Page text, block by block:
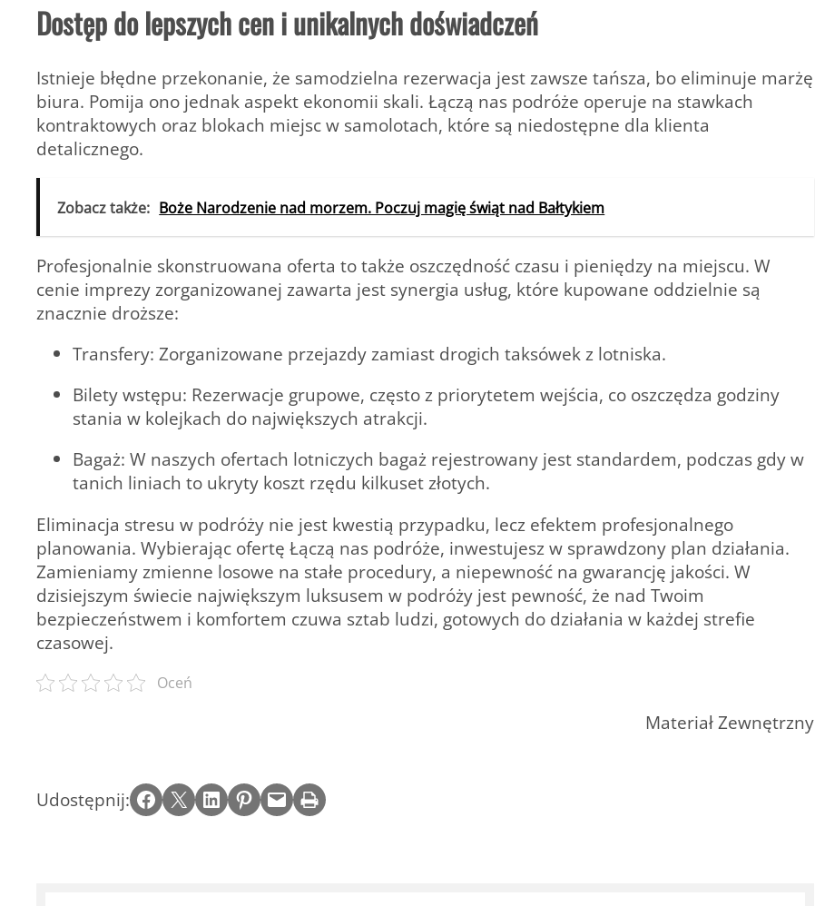
Dostęp do lepszych cen i unikalnych doświadczeń
Istnieje błędne przekonanie, że samodzielna rezerwacja jest zawsze tańsza, bo eliminuje marżę
biura. Pomija ono jednak aspekt ekonomii skali. Łączą nas podróże operuje na stawkach
kontraktowych oraz blokach miejsc w samolotach, które są niedostępne dla klienta
detalicznego.
Zobacz także: Boże Narodzenie nad morzem. Poczuj magię świąt nad Bałtykiem
Profesjonalnie skonstruowana oferta to także oszczędność czasu i pieniędzy na miejscu. W
cenie imprezy zorganizowanej zawarta jest synergia usług, które kupowane oddzielnie są
znacznie droższe:
Transfery: Zorganizowane przejazdy zamiast drogich taksówek z lotniska.
Bilety wstępu: Rezerwacje grupowe, często z priorytetem wejścia, co oszczędza godziny
stania w kolejkach do największych atrakcji.
Bagaż: W naszych ofertach lotniczych bagaż rejestrowany jest standardem, podczas gdy w
tanich liniach to ukryty koszt rzędu kilkuset złotych.
Eliminacja stresu w podróży nie jest kwestią przypadku, lecz efektem profesjonalnego
planowania. Wybierając ofertę Łączą nas podróże, inwestujesz w sprawdzony plan działania.
Zamieniamy zmienne losowe na stałe procedury, a niepewność na gwarancję jakości. W
dzisiejszym świecie największym luksusem w podróży jest pewność, że nad Twoim
bezpieczeństwem i komfortem czuwa sztab ludzi, gotowych do działania w każdej strefie
czasowej.
Oceń
Materiał Zewnętrzny
Udostępnij: Share on Facebook Email this Page Share on LinkedIn Share on Pinterest Email this Page Print this Page